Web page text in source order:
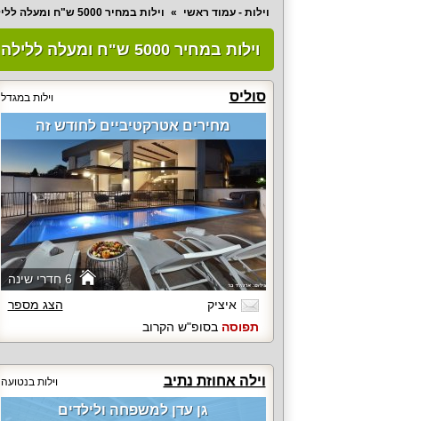
וילות - עמוד ראשי וילות במחיר 5000 ש"ח ומעלה ללילה
וילות במחיר 5000 ש"ח ומעלה ללילה (55)
סוליס וילות במגדל
6 חדרי שינה
מחירים אטרקטיביים לחודש זה
איציק
הצג מספר
תפוסה בסופ"ש הקרוב
וילה אחוזת נתיב וילות בנטועה
גן עדן למשפחה ולילדים